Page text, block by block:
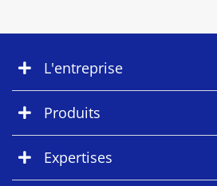
L'entreprise
Produits
Expertises